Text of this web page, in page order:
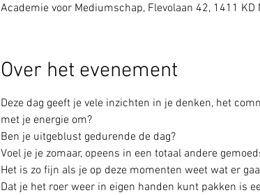
Academie voor Mediumschap, Flevolaan 42, 1411 KD
Over het evenement
Deze dag geeft je vele inzichten in je denken, het
met je energie om?
Ben je uitgeblust gedurende de dag?
Voel je je zomaar, opeens in een totaal andere
Het is zo fijn als je op deze momenten weet wat er
Dat je het roer weer in eigen handen kunt pakken is